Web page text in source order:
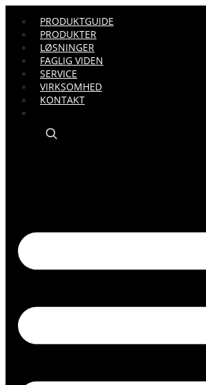
PRODUKTGUIDE
PRODUKTER
LØSNINGER
FAGLIG VIDEN
SERVICE
VIRKSOMHED
KONTAKT